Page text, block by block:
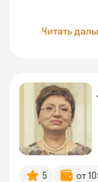
Читать
5 от